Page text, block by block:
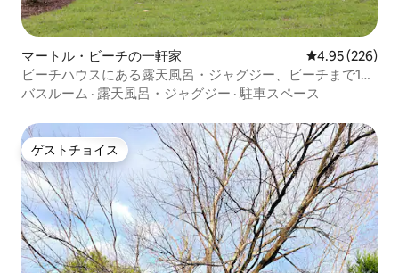
マートル・ビーチの一軒家 レビュー226
4.95 (226)
ビーチハウスにある露天風呂・ジャグジー、ビーチまで1ブ
ロック
バスルーム · 露天風呂・ジャグジー ·駐車スペース
ゲストチョイス
ゲストチョイス